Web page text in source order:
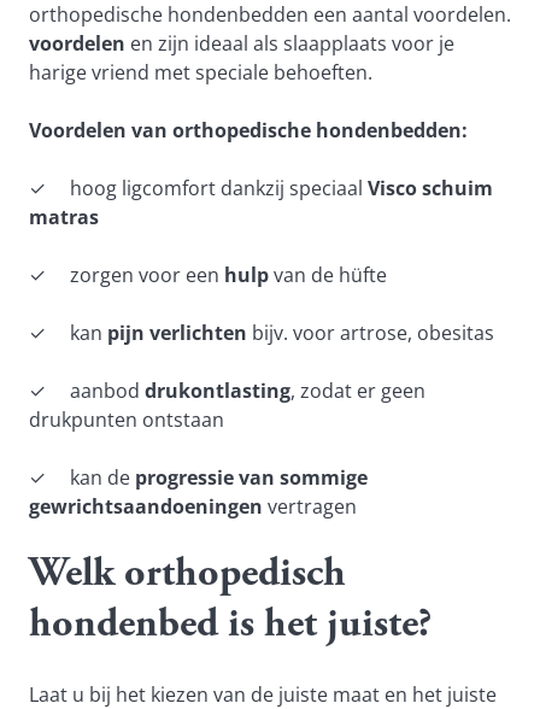
orthopedische hondenbedden een aantal voordelen.
voordelen en zijn ideaal als slaapplaats voor je
harige vriend met speciale behoeften.
Voordelen van orthopedische hondenbedden:
✓ hoog ligcomfort dankzij speciaal Visco schuim
matras
✓ zorgen voor een hulpvan de hüfte
✓ kan pijn verlichten bijv. voor artrose, obesitas
✓ aanbod drukontlasting, zodat er geen
drukpunten ontstaan
✓ kan de progressie van sommige
gewrichtsaandoeningen vertragen
Welk orthopedisch
hondenbed is het juiste?
Laat u bij het kiezen van de juiste maat en het juiste